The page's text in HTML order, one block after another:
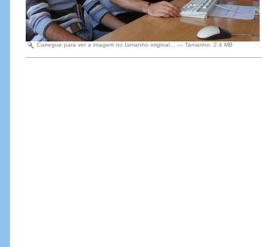
Carregue para ver a imagem no tamanho original… — Tamanho: 2.4 MB